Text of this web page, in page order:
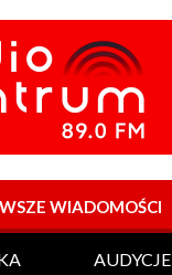
WIADOMOŚCI
AUDYCJE